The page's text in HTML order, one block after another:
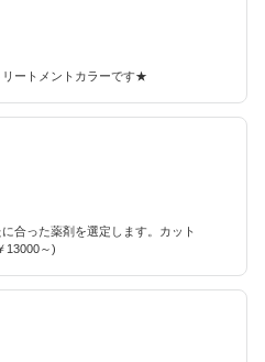
リートメントカラーです★
合った薬剤を選定します。カット
￥13000～)